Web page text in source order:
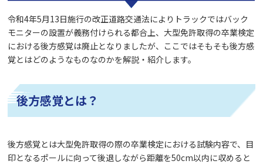
令和4年5月13日施行の改正道路交通法によりトラックではバック
モニターの設置が義務付けられる都合上、大型免許取得の卒業検定
における後方感覚は廃止となりましたが、ここではそもそも後方感
覚とはどのようなものなのかを解説・紹介します。
後方感覚とは？
後方感覚とは大型免許取得の際の卒業検定における試験内容で、目
印となるポールに向って後退しながら距離を50cm以内に収めると